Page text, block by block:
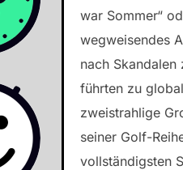
war Sommer“
wegweisendes
nach
führten zu
zweistrahlige
seiner Golf-
vollständigsten